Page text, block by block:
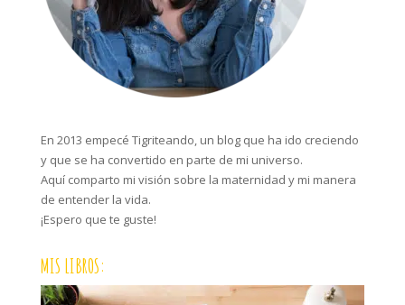
En 2013 empecé Tigriteando, un blog que ha ido creciendo
y que se ha convertido en parte de mi universo.
Aquí comparto mi visión sobre la maternidad y mi manera
de entender la vida.
¡Espero que te guste!
MIS LIBROS: